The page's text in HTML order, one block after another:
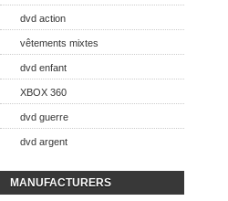
dvd action
vêtements mixtes
dvd enfant
XBOX 360
dvd guerre
dvd argent
MANUFACTURERS